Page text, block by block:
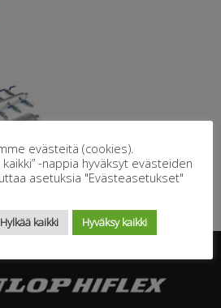
evästeitä (cookies).
kaikki” -nappia hyväksyt evästeiden
asetuksia "Evästeasetukset"
Hylkää kaikki Hyväksy kaikki